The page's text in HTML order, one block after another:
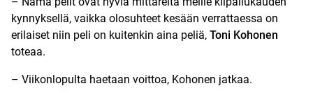
kynnyksellä, vaikka olosuhteet kesään verrattaessa on
erilaiset niin peli on kuitenkin aina peliä, Toni Kohonen
toteaa.
– Viikonlopulta haetaan voittoa, Kohonen jatkaa.